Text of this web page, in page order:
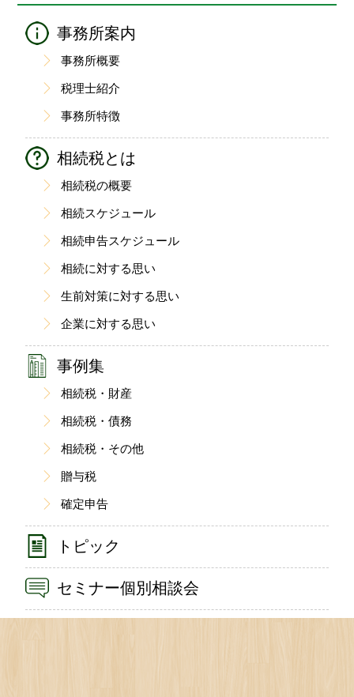
事務所案内
事務所概要
税理士紹介
事務所特徴
相続税とは
相続税の概要
相続スケジュール
相続申告スケジュール
相続に対する思い
生前対策に対する思い
企業に対する思い
事例集
相続税・財産
相続税・債務
相続税・その他
贈与税
確定申告
トピック
セミナー個別相談会